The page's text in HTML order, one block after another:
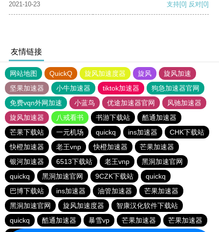
2021-10-23 支持[0] 反对[0]
友情链接
网站地图 QuickQ 旋风加速度器 旋风
旋风加速
坚果加速器
小牛加速器 tiktok加速器
狗急加速器官网
免费vqn外网加速
小蓝鸟 优途加速器官网
风驰加速器
旋风加速器
八戒看书 书游下载站
酷通加速器
芒果下载站
一元机场 quickq ins加速器
CHK下载站
快橙加速器
老王vnp 快橙加速器
芒果加速器
银河加速器
6513下载站 老王vnp
黑洞加速官网
quickq
黑洞加速官网 9CZK下载站
quickq
巴博下载站
ins加速器 油管加速器
芒果加速器
黑洞加速官网
旋风加速度器
智康汉化软件下载站
quickq
酷通加速器 暴雪vp 芒果加速器
芒果加速器